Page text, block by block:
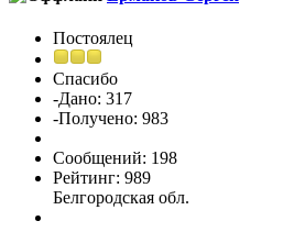
Постоялец
Спасибо
-Дано: 317
-Получено: 983
Сообщений: 198
Рейтинг: 989
Белгородская обл.